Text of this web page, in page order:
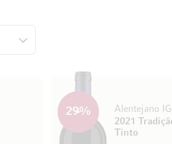
Alentejano IG
2021
Tinto
29%